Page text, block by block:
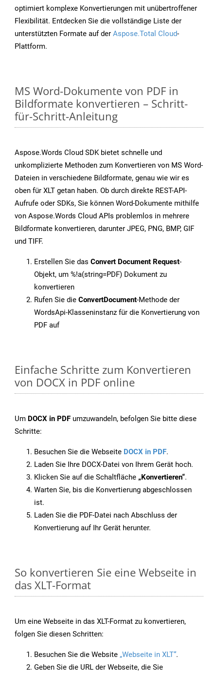
optimiert komplexe Konvertierungen mit unübertroffener
Flexibilität. Entdecken Sie die vollständige Liste der
unterstützten Formate auf der Aspose.Total Cloud-
Plattform.
MS Word-Dokumente von PDF in
Bildformate konvertieren – Schritt-
für-Schritt-Anleitung
Aspose.Words Cloud SDK bietet schnelle und
unkomplizierte Methoden zum Konvertieren von MS Word-
Dateien in verschiedene Bildformate, genau wie wir es
oben für XLT getan haben. Ob durch direkte REST-API-
Aufrufe oder SDKs, Sie können Word-Dokumente mithilfe
von Aspose.Words Cloud APIs problemlos in mehrere
Bildformate konvertieren, darunter JPEG, PNG, BMP, GIF
und TIFF.
Erstellen Sie das Convert Document Request-
Objekt, um %!a(string=PDF) Dokument zu
konvertieren
Rufen Sie die ConvertDocument-Methode der
WordsApi-Klasseninstanz für die Konvertierung von
PDF auf
Einfache Schritte zum Konvertieren
von DOCX in PDF online
Um DOCX in PDF umzuwandeln, befolgen Sie bitte diese
Schritte:
Besuchen Sie die Webseite DOCX in PDF.
Laden Sie Ihre DOCX-Datei von Ihrem Gerät hoch.
Klicken Sie auf die Schaltfläche „Konvertieren“.
Warten Sie, bis die Konvertierung abgeschlossen
ist.
Laden Sie die PDF-Datei nach Abschluss der
Konvertierung auf Ihr Gerät herunter.
So konvertieren Sie eine Webseite in
das XLT-Format
Um eine Webseite in das XLT-Format zu konvertieren,
folgen Sie diesen Schritten:
Besuchen Sie die Website „Webseite in XLT“.
Geben Sie die URL der Webseite, die Sie